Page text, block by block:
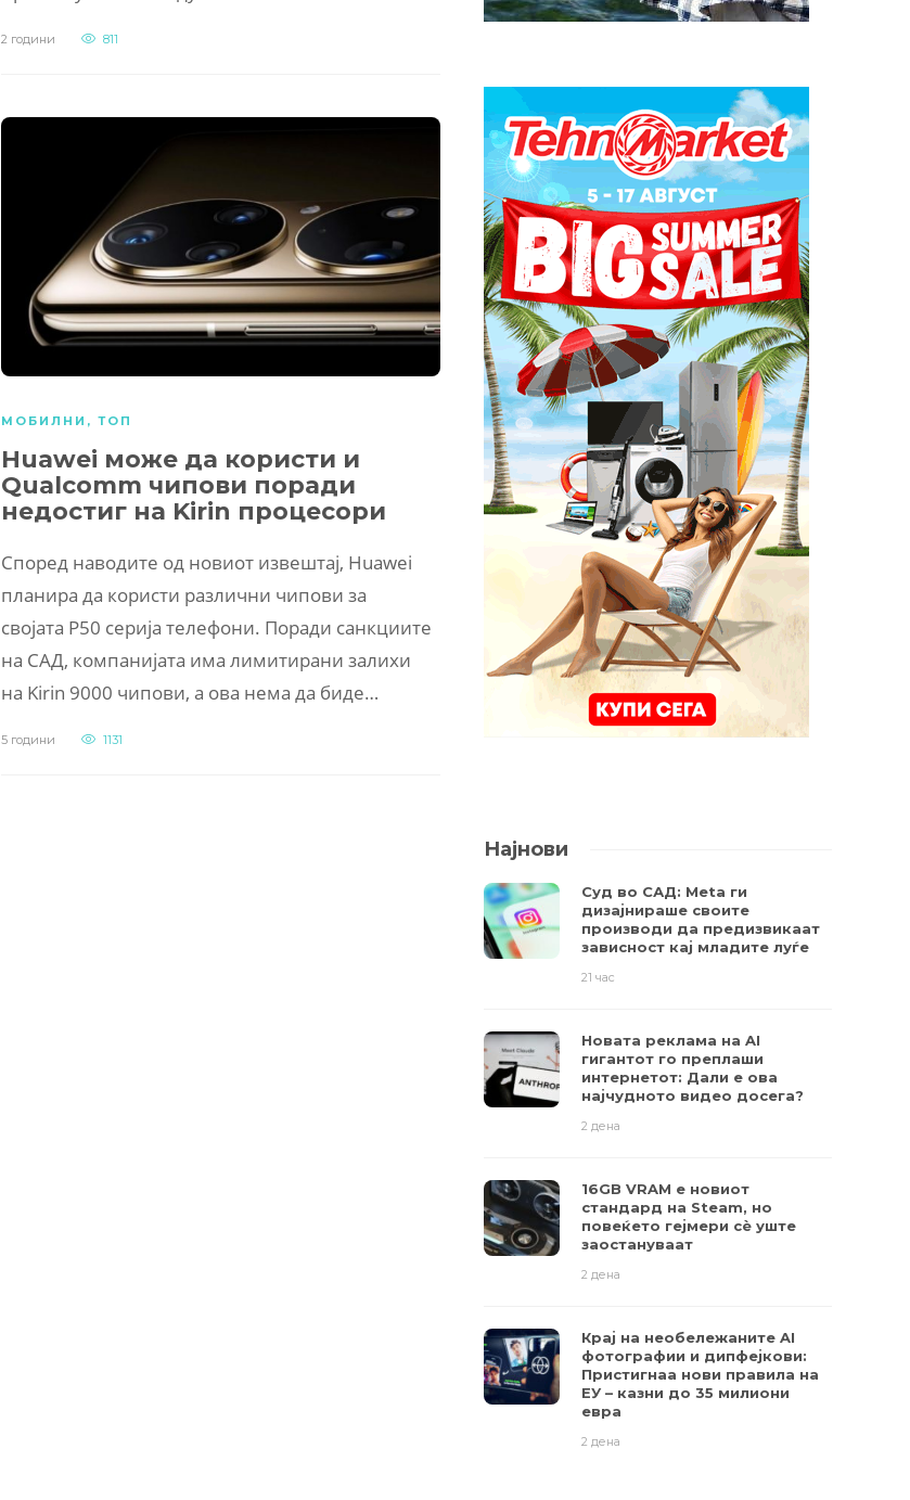
2 години 811
МОБИЛНИ , ТОП
Huawei може да користи и
Qualcomm чипови поради
недостиг на Kirin процесори
Според наводите од новиот извештај, Huawei
планира да користи различни чипови за
својата P50 серија телефони. Поради санкциите
на САД, компанијата има лимитирани залихи
на Kirin 9000 чипови, а ова нема да биде…
5 години 1131
Најнови
Суд во САД: Meta ги
дизајнираше своите
производи да предизвикаат
зависност кај младите луѓе
21 час
Новата реклама на AI
гигантот го преплаши
интернетот: Дали е ова
најчудното видео досега?
2 дена
16GB VRAM е новиот
стандард на Steam, но
повеќето гејмери ​​сè уште
заостануваат
2 дена
Крај на необележаните AI
фотографии и дипфејкови:
Пристигнаа нови правила на
ЕУ – казни до 35 милиони
евра
2 дена